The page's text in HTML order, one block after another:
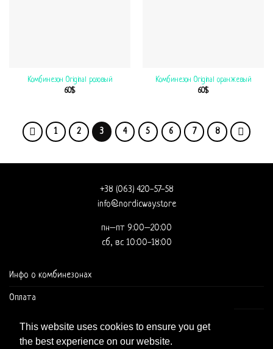
This website uses cookies to ensure you get
the best experience on our website.
Комбинезон Original розовый
60$
Комбинезон Original оранжевый
60$
1 2 3 4 5 6 7 8
+38 (063) 420-57-58
info@nordicway.store
пн–пт 9:00–20:00
сб, вс 10:00-18:00
Инфо о комбинезонах
Оплата
Доставка и оформление заказа